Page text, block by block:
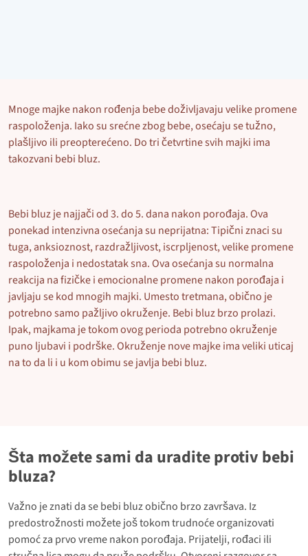
Mnoge majke nakon rođenja bebe doživljavaju velike promene
raspoloženja. Iako su srećne zbog bebe, osećaju se tužno,
plašljivo ili preopterećeno. Do tri četvrtine svih majki ima
takozvani bebi bluz.
Bebi bluz je najjači od 3. do 5. dana nakon porođaja. Ova
ponekad intenzivna osećanja su neprijatna: Tipični znaci su
tuga, anksioznost, razdražljivost, iscrpljenost, velike promene
raspoloženja i nedostatak sna. Ova osećanja su normalna
reakcija na fizičke i emocionalne promene nakon porođaja i
javljaju se kod mnogih majki. Umesto tretmana, obično je
potrebno samo pažljivo okruženje. Bebi bluz brzo prolazi.
Ipak, majkama je tokom ovog perioda potrebno okruženje
puno ljubavi i podrške. Okruženje nove majke ima veliki uticaj
na to da li i u kom obimu se javlja bebi bluz.
Šta možete sami da uradite protiv bebi
bluza?
Važno je znati da se bebi bluz obično brzo završava. Iz
predostrožnosti možete još tokom trudnoće organizovati
pomoć za prvo vreme nakon porođaja. Prijatelji, rođaci ili